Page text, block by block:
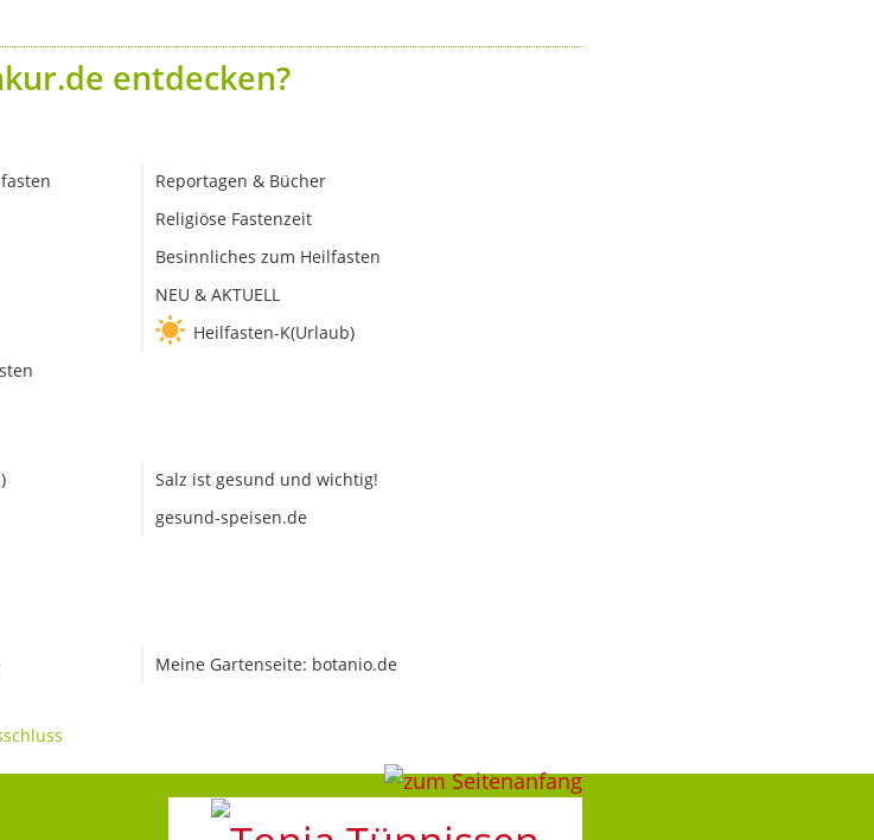
entdecken?
Reportagen & Bücher
Religiöse Fastenzeit
Besinnliches zum Heilfasten
NEU & AKTUELL
Heilfasten-K(Urlaub)
Salz ist gesund und wichtig!
gesund-speisen.de
Meine Gartenseite: botanio.de